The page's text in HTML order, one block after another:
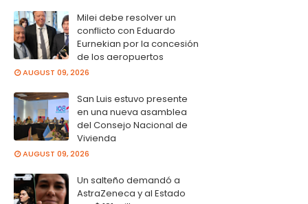
Milei debe resolver un
conflicto con Eduardo
Eurnekian por la concesión
de los aeropuertos
AUGUST 09, 2026
San Luis estuvo presente
en una nueva asamblea
del Consejo Nacional de
Vivienda
AUGUST 09, 2026
Un salteño demandó a
AstraZeneca y al Estado